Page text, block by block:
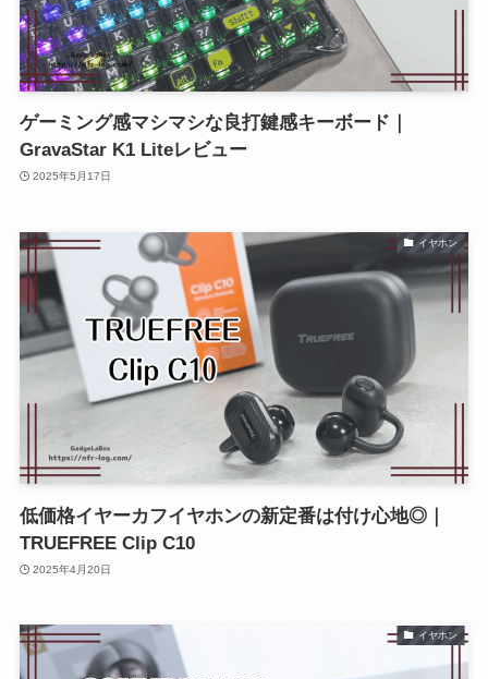
ゲーミング感マシマシな良打鍵感キーボード｜
GravaStar K1 Liteレビュー
2025年5月17日
イヤホン
低価格イヤーカフイヤホンの新定番は付け心地◎｜
TRUEFREE Clip C10
2025年4月20日
イヤホン